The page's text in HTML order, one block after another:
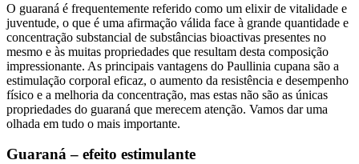
O guaraná é frequentemente referido como um elixir de vitalidade e
juventude, o que é uma afirmação válida face à grande quantidade e
concentração substancial de substâncias bioactivas presentes no
mesmo e às muitas propriedades que resultam desta composição
impressionante. As principais vantagens do Paullinia cupana são a
estimulação corporal eficaz, o aumento da resistência e desempenho
físico e a melhoria da concentração, mas estas não são as únicas
propriedades do guaraná que merecem atenção. Vamos dar uma
olhada em tudo o mais importante.
Guaraná – efeito estimulante